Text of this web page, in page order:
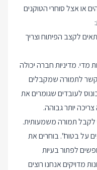
או אצל סוחרי הטוקנים
לקצב הפיתוח וצריך
מדי. מדיניות חברה יכולה
קשר לתמורה שמקבלים
לעובדים שגומרים את
יותר גבוהה.
לקבל תמורה משמעותית.
על בטוח". בוחרים את
לפתור בעיות
מדויקים אנחנו רוצים